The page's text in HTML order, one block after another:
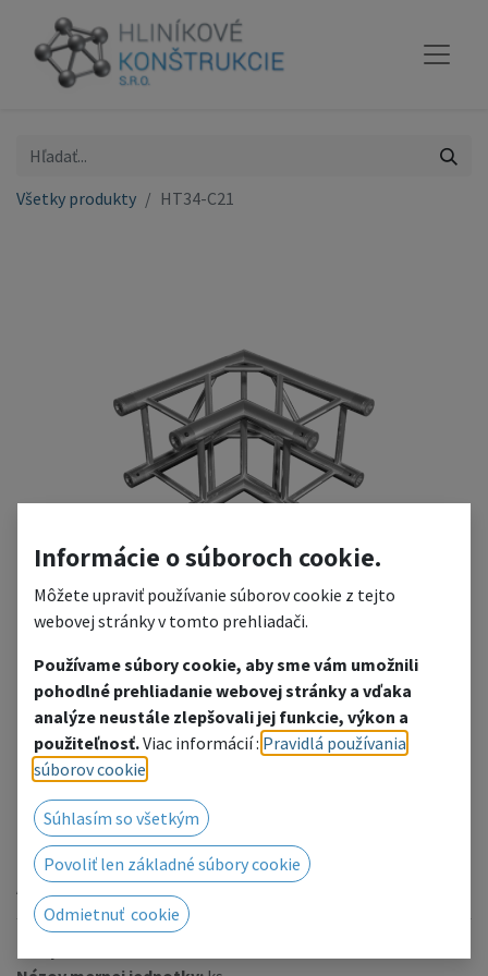
Všetky produkty HT34-C21
HT34-C21
2-way 90° corner
Pridať do zoznamu želaní
Radi Vám poskytneme cenovú ponuku, kliknutím
prejdete na kontaktný formulár.
Alebo nás kontaktujte telefonicky / e-mailom.
Informácie o súboroch cookie.
Môžete upraviť používanie súborov cookie z tejto
webovej stránky v tomto prehliadači.
Používame súbory cookie, aby sme vám umožnili
pohodlné prehliadanie webovej stránky a vďaka
analýze neustále zlepšovali jej funkcie, výkon a
použiteľnosť.Viac informácií : Pravidlá používania
súborov cookie
Súhlasím so všetkým
Povoliť len základné súbory cookie
Odmietnuť cookie